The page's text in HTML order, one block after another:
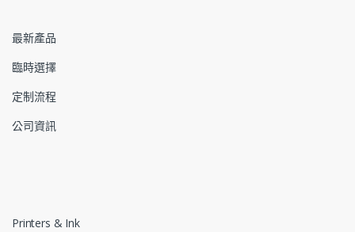
最新產品
臨時選擇
定制流程
公司資訊
Printers & Ink